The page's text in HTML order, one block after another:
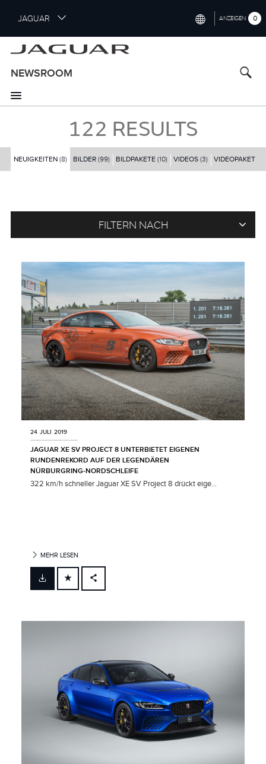
i
p
o
m
a
n
n
JAGUAR
UNITED KINGDOM (ENGLISH)
GERMANY (DEUTSCH)
FRANCE (FRANÇAIS)
ANZEIGEN 0
NEWSROOM
122 RESULTS
NEUIGKEITEN (8) BILDER (99) BILDPAKETE (10) VIDEOS (3) VIDEOPAKETE
FILTERN NACH
24 JULI 2019
JAGUAR XE SV PROJECT 8 UNTERBIETET EIGENEN
RUNDENREKORD AUF DER LEGENDÄREN
NÜRBURGRING‑NORDSCHLEIFE
322 km/h schneller Jaguar XE SV Project 8 drückt eige...
MEHR LESEN
FACEBOOK